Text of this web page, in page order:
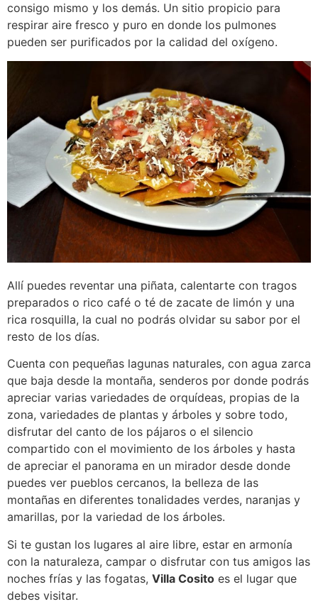
consigo mismo y los demás. Un sitio propicio para
respirar aire fresco y puro en donde los pulmones
pueden ser purificados por la calidad del oxígeno.
Allí puedes reventar una piñata, calentarte con tragos
preparados o rico café o té de zacate de limón y una
rica rosquilla, la cual no podrás olvidar su sabor por el
resto de los días.
Cuenta con pequeñas lagunas naturales, con agua zarca
que baja desde la montaña, senderos por donde podrás
apreciar varias variedades de orquídeas, propias de la
zona, variedades de plantas y árboles y sobre todo,
disfrutar del canto de los pájaros o el silencio
compartido con el movimiento de los árboles y hasta
de apreciar el panorama en un mirador desde donde
puedes ver pueblos cercanos, la belleza de las
montañas en diferentes tonalidades verdes, naranjas y
amarillas, por la variedad de los árboles.
Si te gustan los lugares al aire libre, estar en armonía
con la naturaleza, campar o disfrutar con tus amigos las
noches frías y las fogatas, Villa Cosito es el lugar que
debes visitar.